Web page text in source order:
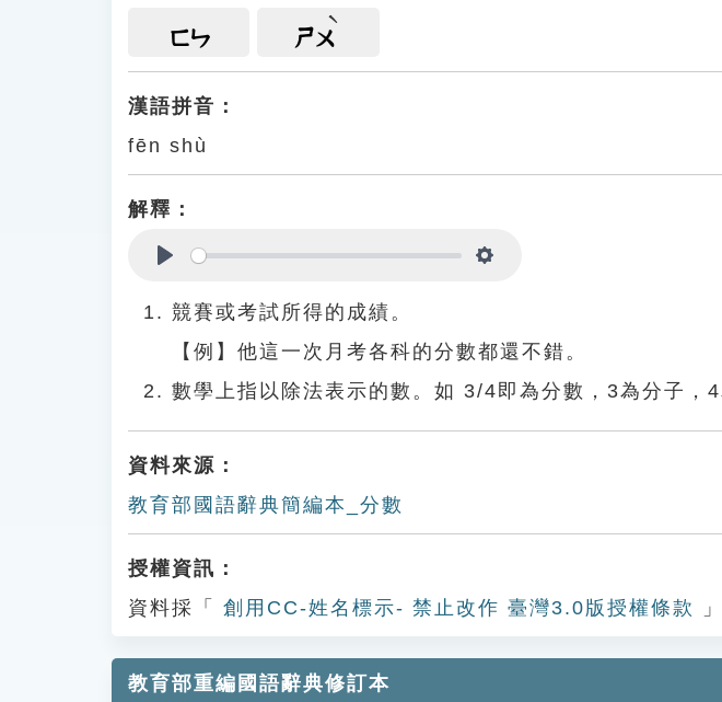
ㄈㄣ ㄕㄨ
漢語拼音：
fēn shù
解釋：
競賽或考試所得的成績。
【例】他這一次月考各科的分數都還不錯。
數學上指以除法表示的數。如 3/4即為分數，3為分子，4
資料來源：
教育部國語辭典簡編本_分數
授權資訊：
資料採「
創用CC-姓名標示- 禁止改作 臺灣3.0版授權條款
教育部重編國語辭典修訂本